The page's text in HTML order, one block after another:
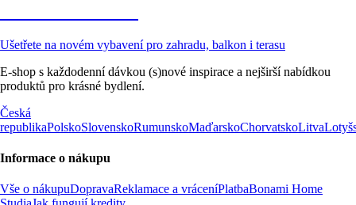
Ušetřete na novém vybavení pro zahradu, balkon i terasu
E-shop s každodenní dávkou (s)nové inspirace a nejširší nabídkou
produktů pro krásné bydlení.
Česká
republikaPolskoSlovenskoRumunskoMaďarskoChorvatskoLitva
Informace o nákupu
Vše o nákupuDopravaReklamace a vráceníPlatbaBonami Home